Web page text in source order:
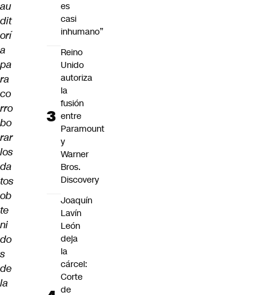
au
dit
orí
a
pa
ra
co
rro
bo
rar
los
da
tos
ob
te
ni
do
s
de
la
es
casi
inhumano”
Reino
Unido
autoriza
la
fusión
entre
Paramount
y
Warner
Bros.
Discovery
Joaquín
Lavín
León
deja
la
cárcel:
Corte
de